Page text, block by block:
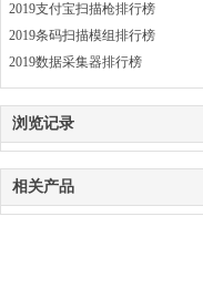
2019支付宝扫描枪排行榜
2019条码扫描模组排行榜
2019数据采集器排行榜
浏览记录
相关产品